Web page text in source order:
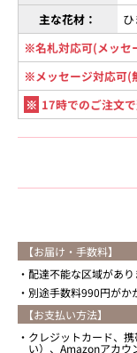
主な花材：
※名札対応可(メッセ
※メッセージ対応可(
※ 17時でのご注文
【お届け・手数料】
配達不能な区域があり
別途手数料990円がか
【お支払い方法】
クレジットカード、
い）、Amazonアカ